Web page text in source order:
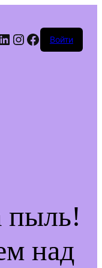
Instagram
Facebook
Войти
пыль!
над